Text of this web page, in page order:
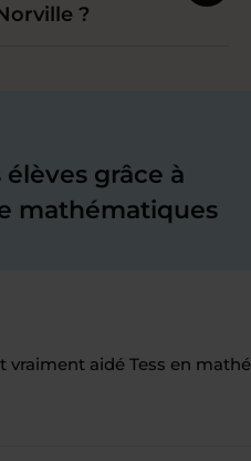
?
grâce à
mathématiques
vraiment aidé Tess en